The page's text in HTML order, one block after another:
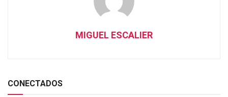
MIGUEL ESCALIER
CONECTADOS